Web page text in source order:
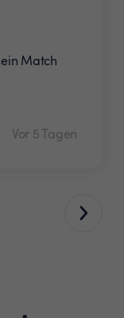
Match
Vor 5 Tagen